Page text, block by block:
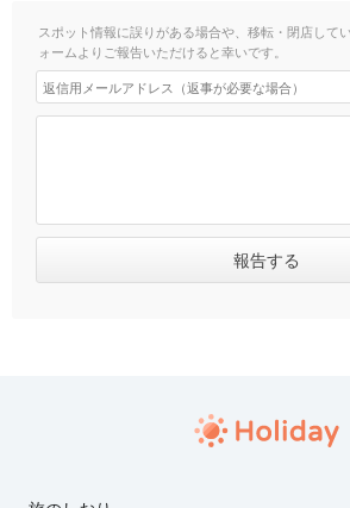
スポット情報に誤りがある場合や、移転・閉店して
ォームよりご報告いただけると幸いです。